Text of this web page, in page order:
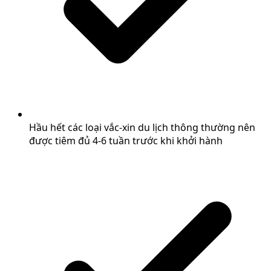
Hầu hết các loại vắc-xin du lịch thông thường nên
được tiêm đủ 4-6 tuần trước khi khởi hành